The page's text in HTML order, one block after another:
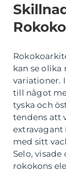
kan se
variationer.
till något
tyska och
tendens att
extravagant
med sitt
Selo,
rokokons